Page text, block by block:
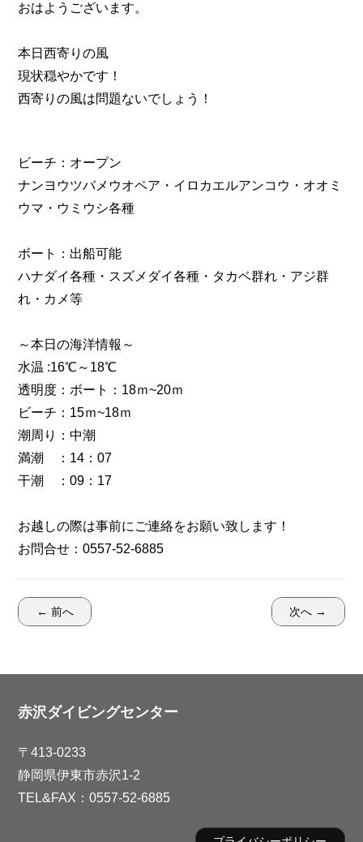
おはようございます。
本日西寄りの風
現状穏やかです！
西寄りの風は問題ないでしょう！
ビーチ：オープン
ナンヨウツバメウオペア・イロカエルアンコウ・オオミ
ウマ・ウミウシ各種
ボート：出船可能
ハナダイ各種・スズメダイ各種・タカベ群れ・アジ群
れ・カメ等
～本日の海洋情報～
水温 :16℃～18℃
透明度：ボート：18ｍ~20ｍ
ビーチ：15ｍ~18ｍ
潮周り：中潮
満潮 ：14：07
干潮 ：09：17
お越しの際は事前にご連絡をお願い致します！
お問合せ：0557-52-6885
← 前へ 次へ →
赤沢ダイビングセンター
〒413-0233
静岡県伊東市赤沢1-2
TEL&FAX：0557-52-6885